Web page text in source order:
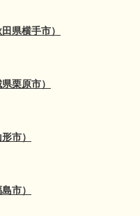
県横手市）
栗原市）
市）
市）